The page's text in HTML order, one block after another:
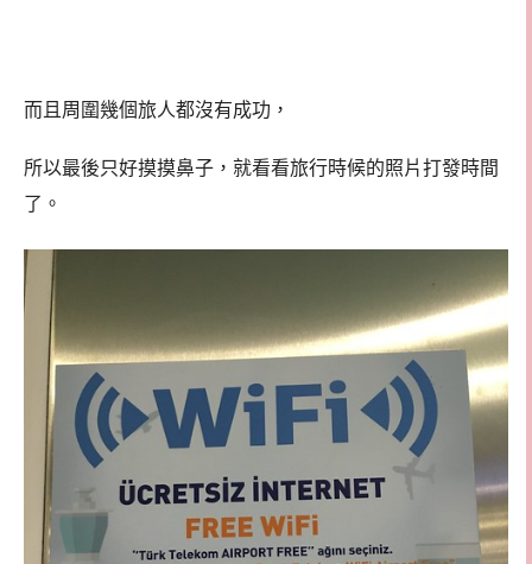
而且周圍幾個旅人都沒有成功，
所以最後只好摸摸鼻子，就看看旅行時候的照片打發時間
了。